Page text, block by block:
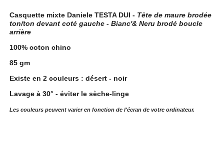
Casquette mixte Daniele TESTA DUI - Tête de maure brodée
ton/ton devant coté gauche - Bianc'& Neru brodé boucle
arrière
100% coton chino
85 gm
Existe en 2 couleurs : désert - noir
Lavage à 30° - éviter le sèche-linge
Les couleurs peuvent varier en fonction de l'écran de votre ordinateur.